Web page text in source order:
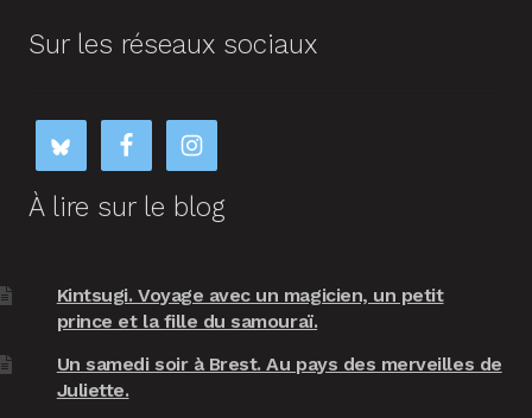
Sur les réseaux sociaux
À lire sur le blog
Kintsugi. Voyage avec un magicien, un petit
prince et la fille du samouraï.
Un samedi soir à Brest. Au pays des merveilles de
Juliette.